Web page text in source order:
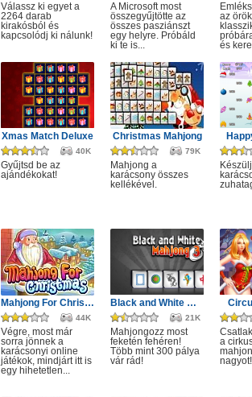
Válassz ki egyet a
2264 darab
kirakósból és
kapcsolódj ki nálunk!
A Microsoft most
összegyűjtötte az
összes pasziánszt
egy helyre. Próbáld
ki te is...
az örök
és
Xmas Match Deluxe
40K
Gyűjtsd be az
ajándékokat!
Christmas Mahjong
79K
Mahjong a
karácsony összes
kellékével.
Mahjong For Christmas
44K
Végre, most már
sorra jönnek a
karácsonyi online
játékok, mindjárt itt is
egy hihetetlen...
Black and White Mahjong 3
21K
Mahjongozz most
feketén fehéren!
Több mint 300 pálya
vár rád!
a
nagyot!